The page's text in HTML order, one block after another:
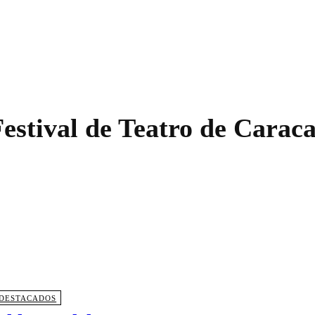
de Teatro de